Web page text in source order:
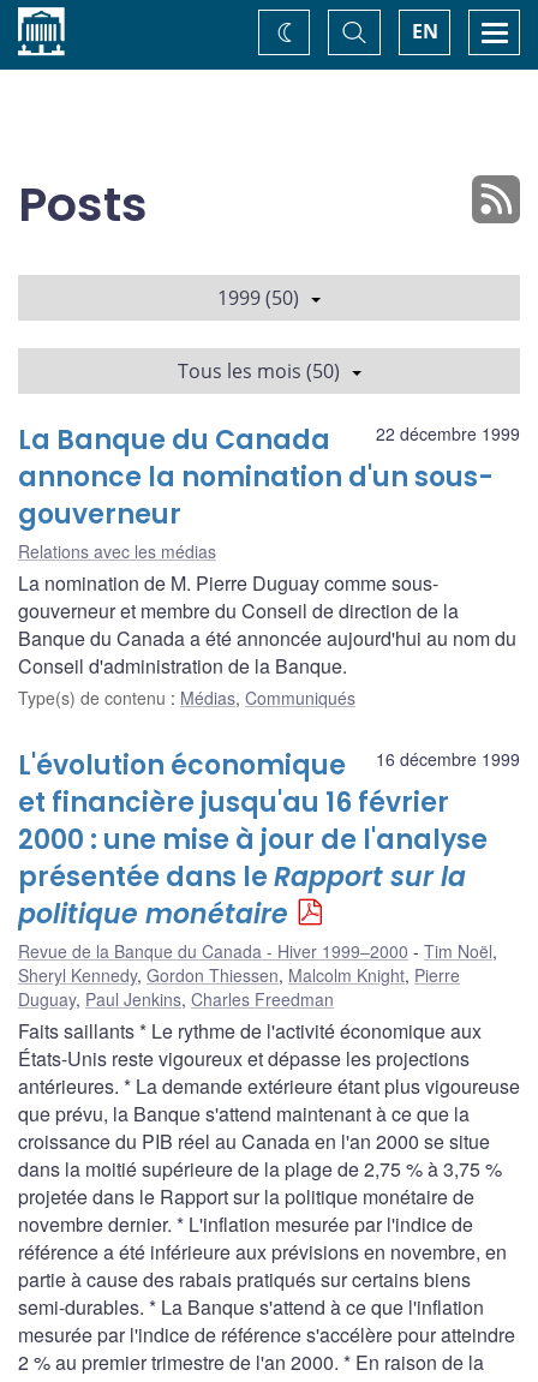
Accueil EN
Basculer
la
recherche
Changez
de
Posts
1999 (50)
Tous les mois (50)
22 décembre 1999
La Banque du Canada
annonce la nomination d'un sous-
gouverneur
Relations avec les médias
La nomination de M. Pierre Duguay comme sous-
gouverneur et membre du Conseil de direction de la
Banque du Canada a été annoncée aujourd'hui au nom du
Conseil d'administration de la Banque.
Type(s) de contenu : Médias, Communiqués
16 décembre 1999
L'évolution économique
et financière jusqu'au 16 février
2000 : une mise à jour de l'analyse
présentée dans leRapport sur la
politique monétaire
Revue de la Banque du Canada - Hiver 1999–2000 Tim Noël,
Sheryl Kennedy, Gordon Thiessen, Malcolm Knight, Pierre
Duguay, Paul Jenkins, Charles Freedman
Faits saillants * Le rythme de l'activité économique aux
États-Unis reste vigoureux et dépasse les projections
antérieures. * La demande extérieure étant plus vigoureuse
que prévu, la Banque s'attend maintenant à ce que la
croissance du PIB réel au Canada en l'an 2000 se situe
dans la moitié supérieure de la plage de 2,75 % à 3,75 %
projetée dans le Rapport sur la politique monétaire de
novembre dernier. * L'inflation mesurée par l'indice de
référence a été inférieure aux prévisions en novembre, en
partie à cause des rabais pratiqués sur certains biens
semi-durables. * La Banque s'attend à ce que l'inflation
mesurée par l'indice de référence s'accélère pour atteindre
2 % au premier trimestre de l'an 2000. * En raison de la